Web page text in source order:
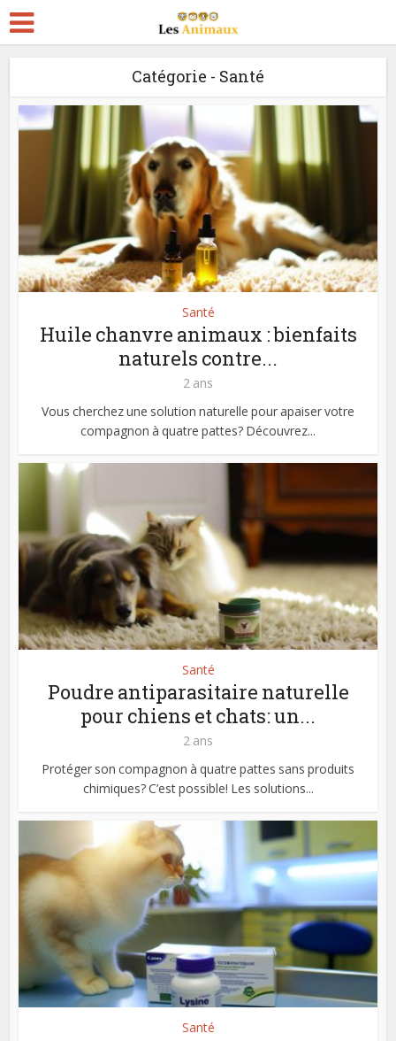
Catégorie - Santé
Santé
Huile chanvre animaux : bienfaits
naturels contre...
2 ans
Vous cherchez une solution naturelle pour apaiser votre
compagnon à quatre pattes? Découvrez...
Santé
Poudre antiparasitaire naturelle
pour chiens et chats: un...
2 ans
Protéger son compagnon à quatre pattes sans produits
chimiques? C’est possible! Les solutions...
Santé